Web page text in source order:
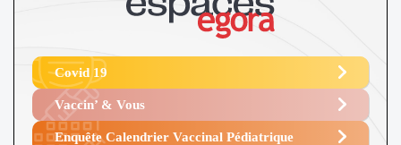
Covid 19
Vaccin’ & Vous
Enquête Calendrier Vaccinal Pédiatrique